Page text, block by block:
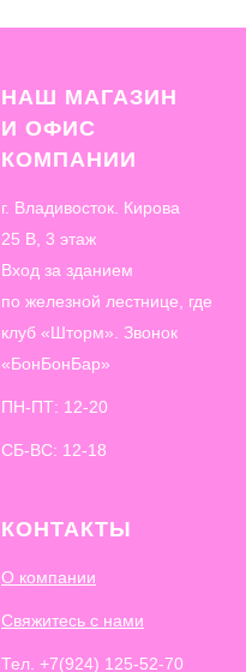
НАШ МАГАЗИН
И ОФИС
КОМПАНИИ
г. Владивосток. Кирова
25 В, 3 этаж
Вход за зданием
по железной лестнице, где
клуб «Шторм». Звонок
«БонБонБар»
ПН-ПТ: 12-20
СБ-ВС: 12-18
КОНТАКТЫ
О компании
Свяжитесь с нами
Тел. +7(924) 125-52-70